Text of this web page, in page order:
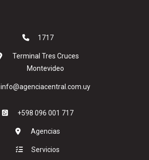
1717
Terminal Tres Cruces
Montevideo
info@agenciacentral.com.uy
+598 096 001 717
Agencias
Servicios